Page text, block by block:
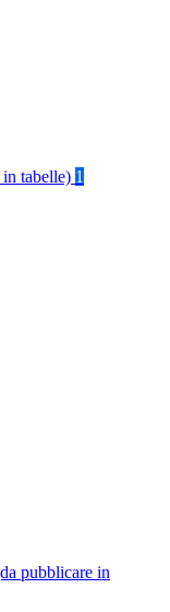
tabelle) 1
pubblicare in